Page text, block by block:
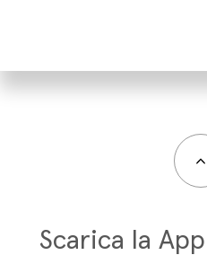
Scarica la App